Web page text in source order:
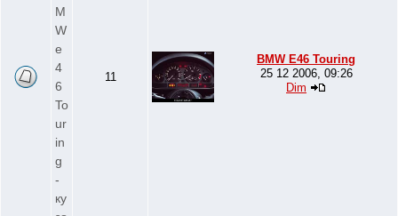
M
W
e
4
6
To
ur
in
g
-
ку
11
BMW E46 Touring
25 12 2006, 09:26
Dim